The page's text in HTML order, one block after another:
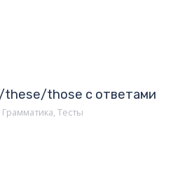
those с ответами
Грамматика, Тесты